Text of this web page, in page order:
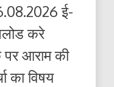
ई-
करे
आराम की
का विषय